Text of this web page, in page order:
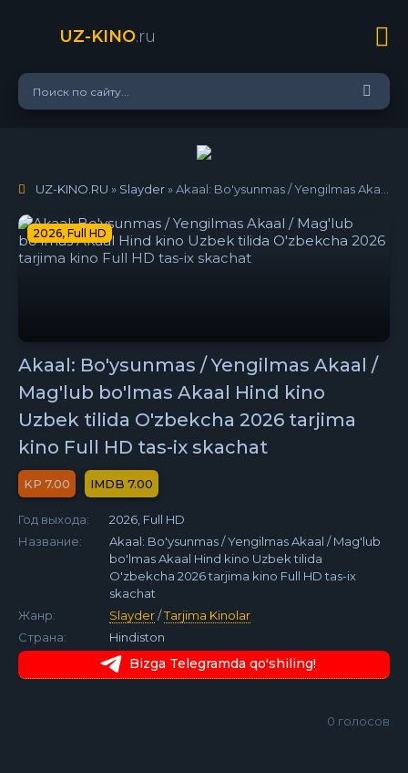
UZ-KINO.ru
UZ-KINO.RU » Slayder» Akaal: Bo'ysunmas / Yengilmas Akaal / Mag'lub bo'lmas Akaal Hind kino Uzbek tilida O'zbekcha 2026 tarjima kino Full HD tas-ix skachat
2026, Full HD
Akaal: Bo'ysunmas / Yengilmas Akaal /
Mag'lub bo'lmas Akaal Hind kino
Uzbek tilida O'zbekcha 2026 tarjima
kino Full HD tas-ix skachat
7.00 7.00
Год выхода:
2026, Full HD
Название:
Akaal: Bo'ysunmas / Yengilmas Akaal / Mag'lub
bo'lmas Akaal Hind kino Uzbek tilida
O'zbekcha 2026 tarjima kino Full HD tas-ix
skachat
Жанр:
Slayder/Tarjima Kinolar
Страна:
Hindiston
Bizga Telegramda qo'shiling!
0 голосов